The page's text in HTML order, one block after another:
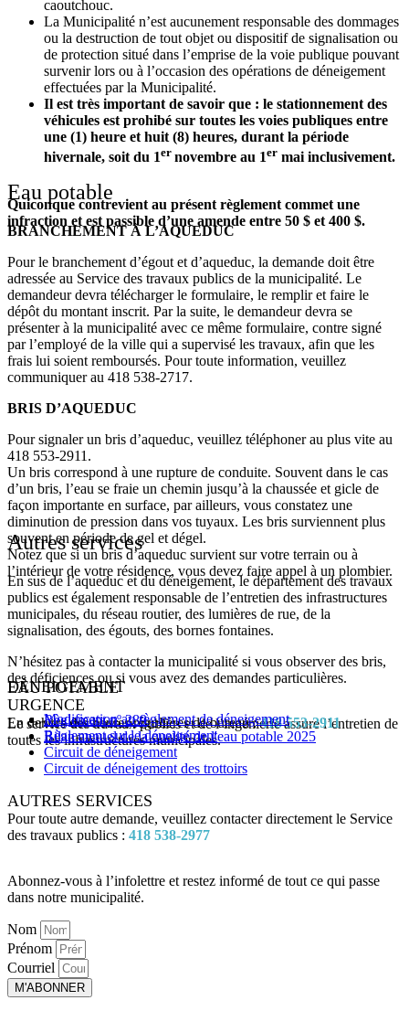
caoutchouc.
La Municipalité n’est aucunement responsable des dommages
ou la destruction de tout objet ou dispositif de signalisation ou
de protection situé dans l’emprise de la voie publique pouvant
survenir lors ou à l’occasion des opérations de déneigement
effectuées par la Municipalité.
Il est très important de savoir que : le stationnement des
véhicules est prohibé sur toutes les voies publiques entre
une (1) heure et huit (8) heures, durant la période
hivernale, soit du 1er novembre au 1er mai inclusivement.
Quiconque contrevient au présent règlement commet une
infraction et est passible d’une amende entre 50 $ et 400 $.
Eau potable
BRANCHEMENT À L’AQUEDUC
Pour le branchement d’égout et d’aqueduc, la demande doit être
adressée au Service des travaux publics de la municipalité. Le
demandeur devra télécharger le formulaire, le remplir et faire le
dépôt du montant inscrit. Par la suite, le demandeur devra se
présenter à la municipalité avec ce même formulaire, contre signé
par l’employé de la ville qui a supervisé les travaux, afin que les
frais lui soient remboursés. Pour toute information, veuillez
communiquer au 418 538-2717.
BRIS D’AQUEDUC
Pour signaler un bris d’aqueduc, veuillez téléphoner au plus vite au
418 553-2911.
Un bris correspond à une rupture de conduite. Souvent dans le cas
d’un bris, l’eau se fraie un chemin jusqu’à la chaussée et gicle de
façon importante en surface, par ailleurs, vous constatez une
diminution de pression dans vos tuyaux. Les bris surviennent plus
souvent en période de gel et dégel.
Notez que si un bris d’aqueduc survient sur votre terrain ou à
l’intérieur de votre résidence, vous devez faire appel à un plombier.
Autres services
En sus de l’aqueduc et du déneigement, le département des travaux
publics est également responsable de l’entretien des infrastructures
municipales, du réseau routier, des lumières de rue, de la
signalisation, des égouts, des bornes fontaines.
N’hésitez pas à contacter la municipalité si vous observer des bris,
des déficiences ou si vous avez des demandes particulières.
Le service des travaux publics et de l’ingénierie assure l’entretien de
toutes les infrastructures municipales.
URGENCE
En dehors des heures régulières de bureau :418 553‑2911
EAU POTABLE
Règlement nº 289
Bilan annuel de la qualité de l'eau potable 2025
DÉNEIGEMENT
Modification au règlement de déneigement
Règlement sur le déneigement
Circuit de déneigement
Circuit de déneigement des trottoirs
AUTRES SERVICES
Pour toute autre demande, veuillez contacter directement le Service
des travaux publics : 418 538‑2977
Abonnez-vous à l’infolettre et restez informé de tout ce qui passe
dans notre municipalité.
Nom
Prénom
Courriel
M'ABONNER